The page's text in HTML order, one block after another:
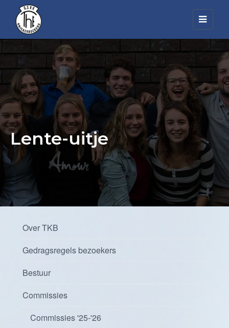
Lente-uitje
Over TKB
Gedragsregels bezoekers
Bestuur
Commissies
Commissies '25-'26